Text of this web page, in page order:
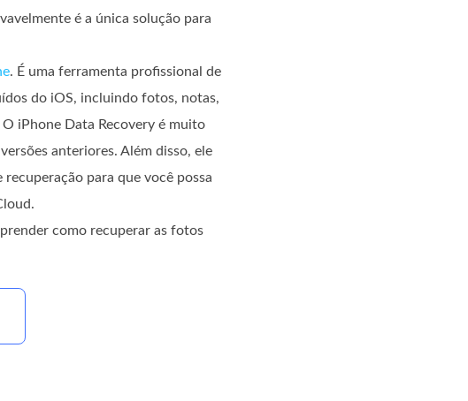
é a única solução para
. É uma ferramenta profissional de
do iOS, incluindo fotos, notas,
iPhone Data Recovery é muito
anteriores. Além disso, ele
para que você possa
como recuperar as fotos